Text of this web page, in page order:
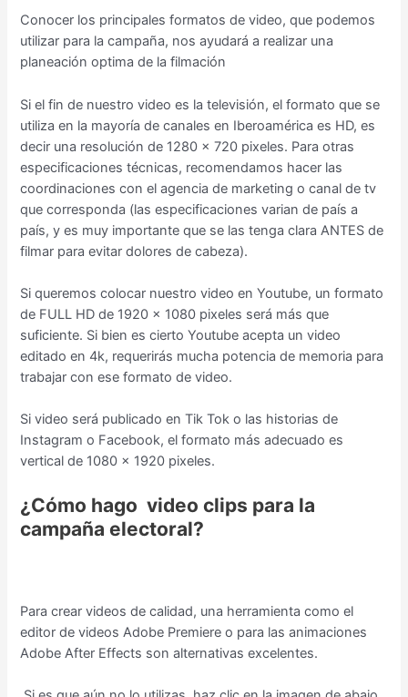
Conocer los principales formatos de video, que podemos
utilizar para la campaña, nos ayudará a realizar una
planeación optima de la filmación
Si el fin de nuestro video es la televisión, el formato que se
utiliza en la mayoría de canales en Iberoamérica es HD, es
decir una resolución de 1280 x 720 pixeles. Para otras
especificaciones técnicas, recomendamos hacer las
coordinaciones con el agencia de marketing o canal de tv
que corresponda (las especificaciones varian de país a
país, y es muy importante que se las tenga clara ANTES de
filmar para evitar dolores de cabeza).
Si queremos colocar nuestro video en Youtube, un formato
de FULL HD de 1920 x 1080 pixeles será más que
suficiente. Si bien es cierto Youtube acepta un video
editado en 4k, requerirás mucha potencia de memoria para
trabajar con ese formato de video.
Si video será publicado en Tik Tok o las historias de
Instagram o Facebook, el formato más adecuado es
vertical de 1080 x 1920 pixeles.
¿Cómo hago video clips para la
campaña electoral?
Para crear videos de calidad, una herramienta como el
editor de videos Adobe Premiere o para las animaciones
Adobe After Effects son alternativas excelentes.